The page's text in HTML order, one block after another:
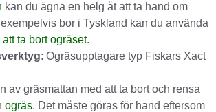
kan du ägna en helg åt att ta hand om
bor i Tyskland kan du använda
att ta bort ogräset.
: Ogräsupptagare typ Fiskars Xact
av gräsmattan med att ta bort och rensa
ogräs. Det måste göras för hand eftersom